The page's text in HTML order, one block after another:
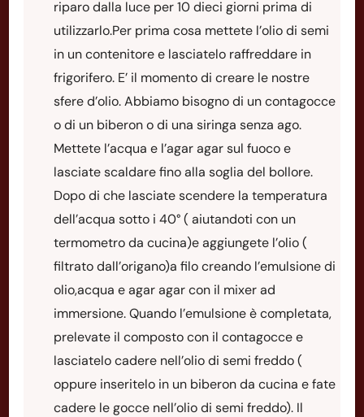
riparo dalla luce per 10 dieci giorni prima di
utilizzarlo.Per prima cosa mettete l’olio di semi
in un contenitore e lasciatelo raffreddare in
frigorifero. E’ il momento di creare le nostre
sfere d’olio. Abbiamo bisogno di un contagocce
o di un biberon o di una siringa senza ago.
Mettete l’acqua e l’agar agar sul fuoco e
lasciate scaldare fino alla soglia del bollore.
Dopo di che lasciate scendere la temperatura
dell’acqua sotto i 40° ( aiutandoti con un
termometro da cucina)e aggiungete l’olio (
filtrato dall’origano)a filo creando l’emulsione di
olio,acqua e agar agar con il mixer ad
immersione. Quando l’emulsione è completata,
prelevate il composto con il contagocce e
lasciatelo cadere nell’olio di semi freddo (
oppure inseritelo in un biberon da cucina e fate
cadere le gocce nell’olio di semi freddo). Il